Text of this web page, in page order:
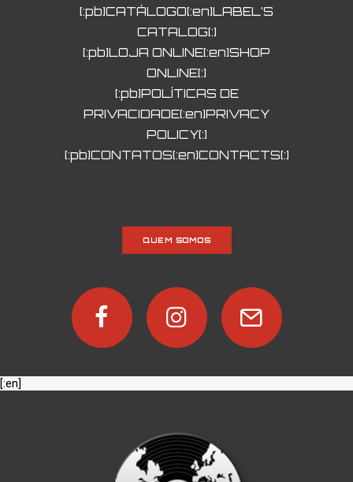
[:pb]CATÁLOGO[:en]LABEL’S
CATALOG[:]
[:pb]LOJA ONLINE[:en]SHOP
ONLINE[:]
[:pb]POLÍTICAS DE
PRIVACIDADE[:en]PRIVACY
POLICY[:]
[:pb]CONTATOS[:en]CONTACTS[:]
QUEM SOMOS
[:en]